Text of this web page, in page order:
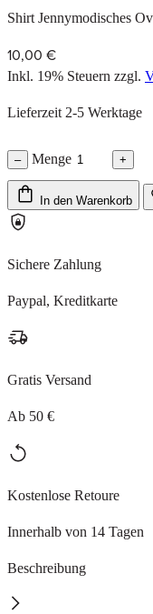
Shirt Jennymodisches
10,00 €
Inkl. 19% Steuern zzgl.
Lieferzeit 2-5 Werktage
– Menge +
In den Warenkorb
Sichere Zahlung
Paypal, Kreditkarte
Gratis Versand
Ab 50 €
Kostenlose Retoure
Innerhalb von 14 Tagen
Beschreibung